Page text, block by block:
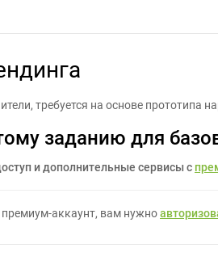
требуется на основе прототипа
заданию для
и дополнительные сервисы с
премиум-аккаунт, вам нужно